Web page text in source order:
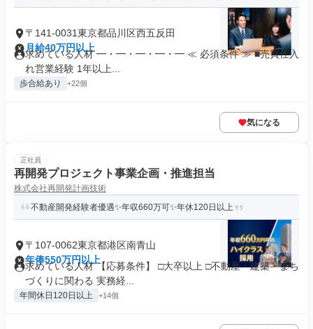
〒141-0031東京都品川区西五反田
月給40万円以上
求めている人材 ━・━・━・━・━ ≪ 必須条件 ≫ ■売買仕入
れ営業経験 1年以上...
歩合給あり +22個
気になる
正社員
再開発プロジェクト事業企画・推進担当
株式会社再開発計画技術
不動産開発経験者優遇✨年収660万可✨年休120日以上
〒107-0062東京都港区南青山
年俸550万円以上
求めている人材 【応募条件】 □大卒以上 □不動産・建築・まち
づくりに関わる 実務経...
年間休日120日以上 +14個